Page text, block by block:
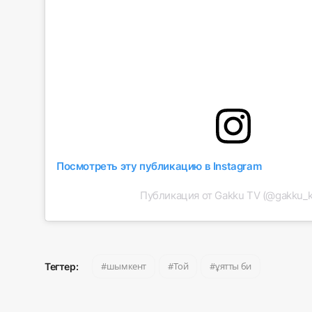
Посмотреть эту публикацию в Instagram
Публикация от Gakku TV
Тегтер: шымкент Той ұятты би